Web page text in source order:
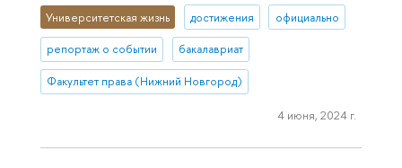
Университетская жизнь достижения официально
репортаж о событии бакалавриат
Факультет права (Нижний Новгород)
4 июня, 2024 г.